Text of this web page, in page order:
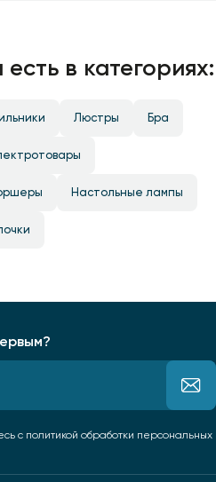
в категориях:
Люстры Бра
Настольные лампы
с политикой обработки персональных